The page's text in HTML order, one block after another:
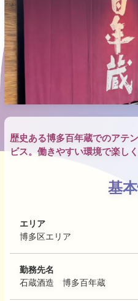
歴史ある博多百年蔵でのアテ
ビス。働きやすい環境で楽し
基
エリア
博多区エリア
勤務先名
石蔵酒造 博多百年蔵